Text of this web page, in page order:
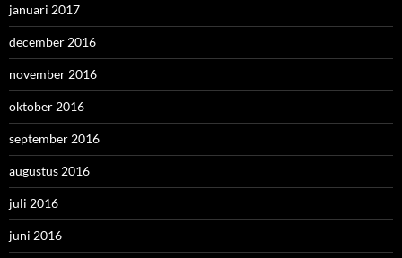
januari 2017
december 2016
november 2016
oktober 2016
september 2016
augustus 2016
juli 2016
juni 2016